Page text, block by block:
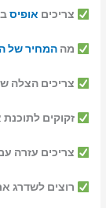
צריכים אופיס
מה המחיר של
צריכים הצלה
זקוקים
צריכים עזרה
רוצים לשדרג